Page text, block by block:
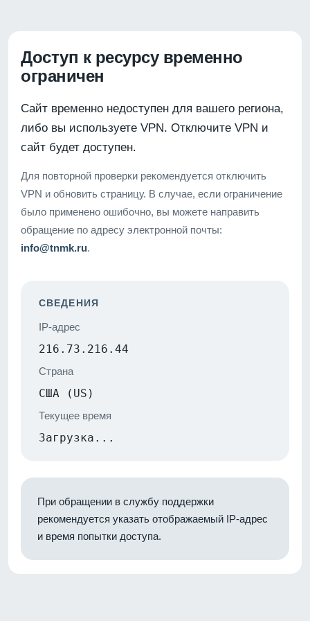
Доступ к ресурсу временно
ограничен
Сайт временно недоступен для вашего региона,
либо вы используете VPN. Отключите VPN и
сайт будет доступен.
Для повторной проверки рекомендуется отключить
VPN и обновить страницу. В случае, если ограничение
было применено ошибочно, вы можете направить
обращение по адресу электронной почты:
info@tnmk.ru.
СВЕДЕНИЯ
IP-адрес
216.73.216.44
Страна
США (US)
Текущее время
Загрузка...
При обращении в службу поддержки
рекомендуется указать отображаемый IP-адрес
и время попытки доступа.